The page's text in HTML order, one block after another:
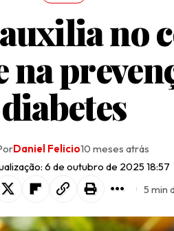
no
na
diabetes
6 de outubro de 2025 18:57
Daniel Felicio10 meses atrás
5 min